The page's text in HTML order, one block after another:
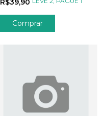
R$39,90
Comprar